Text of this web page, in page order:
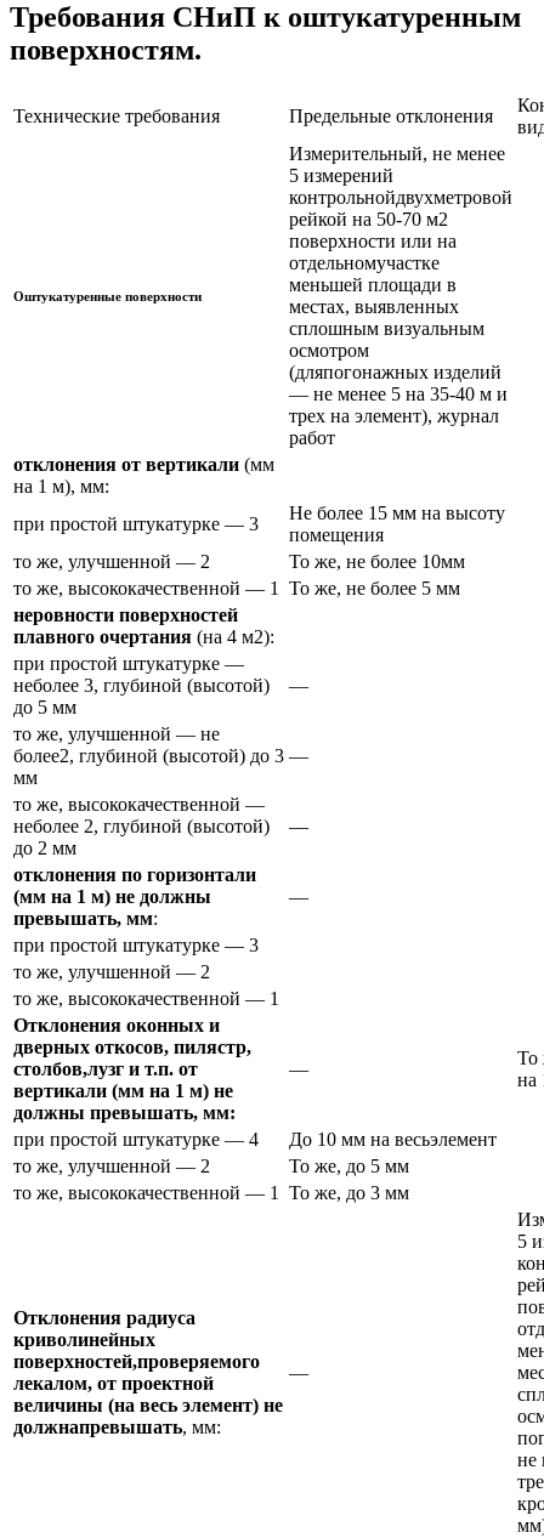
Требования СНиП к оштукатуренным
поверхностям.
Технические требования Предельные отклонения
Оштукатуренные поверхности
Измерительный, не менее
5 измерений
контрольнойдвухметровой
рейкой на 50-70 м2
поверхности или на
отдельномучастке
меньшей площади в
местах, выявленных
сплошным визуальным
осмотром
(дляпогонажных изделий
— не менее 5 на 35-40 м и
трех на элемент), журнал
работ
отклонения от вертикали (мм
на 1 м), мм:
при простой штукатурке — 3
Не более 15 мм на высоту
помещения
то же, улучшенной — 2
То же, не более 10мм
то же, высококачественной — 1
То же, не более 5 мм
неровности поверхностей
плавного очертания (на 4 м2):
при простой штукатурке —
неболее 3, глубиной (высотой)
до 5 мм
—
то же, улучшенной — не
более2, глубиной (высотой) до 3
мм
—
то же, высококачественной —
неболее 2, глубиной (высотой)
до 2 мм
—
отклонения по горизонтали
(мм на 1 м) не должны
превышать, мм:
—
при простой штукатурке — 3
то же, улучшенной — 2
то же, высококачественной — 1
Отклонения оконных и
дверных откосов, пилястр,
столбов,лузг и т.п. от
вертикали (мм на 1 м) не
должны превышать, мм:
—
То
на
при простой штукатурке — 4
До 10 мм на весьэлемент
то же, улучшенной — 2
То же, до 5 мм
то же, высококачественной — 1
То же, до 3 мм
Отклонения радиуса
криволинейных
поверхностей,проверяемого
лекалом, от проектной
величины (на весь элемент) не
должнапревышать, мм:
—
5
не